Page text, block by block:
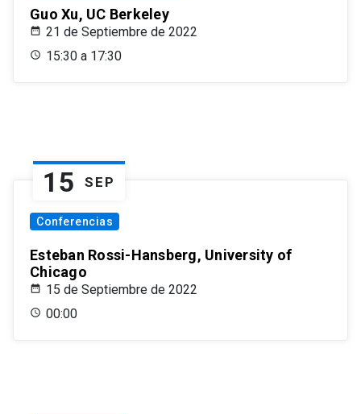
Guo Xu, UC Berkeley
21 de Septiembre de 2022
15:30 a 17:30
15 SEP
Conferencias
Esteban Rossi-Hansberg, University of
Chicago
15 de Septiembre de 2022
00:00